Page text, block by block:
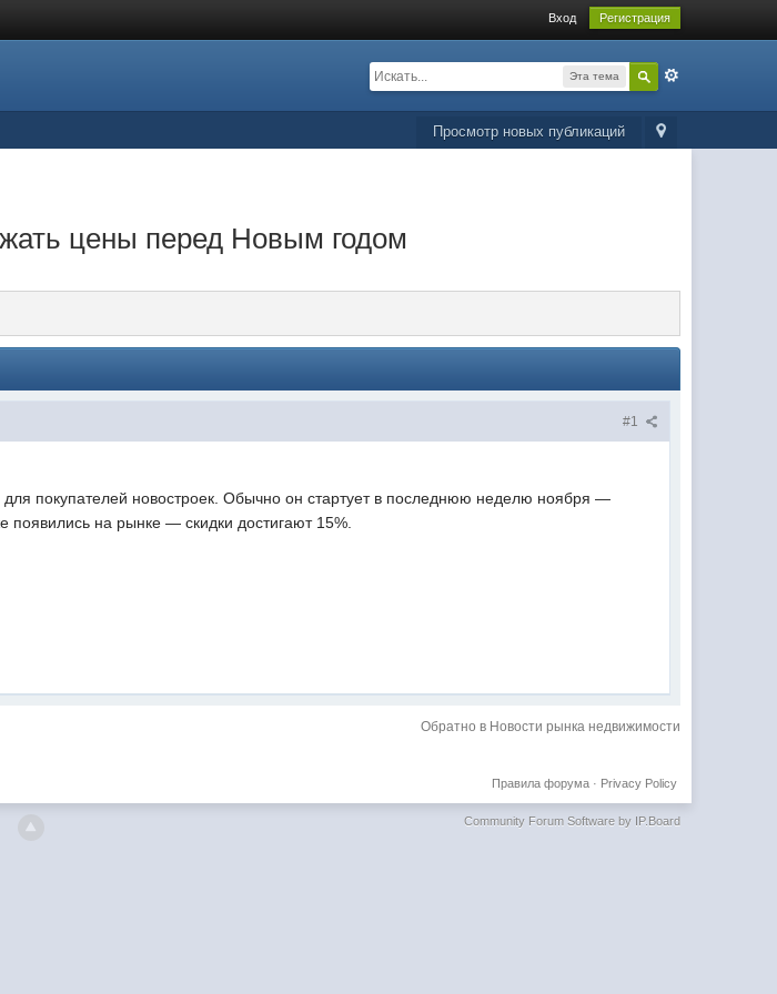
Вход Регистрация
Эта тема
Просмотр новых публикаций
цены перед Новым годом
#1
для покупателей новостроек. Обычно он стартует в последнюю неделю ноября —
на рынке — скидки достигают 15%.
Обратно в Новости рынка недвижимости
Privacy Policy
Правила форума·
Community Forum Software by IP.Board